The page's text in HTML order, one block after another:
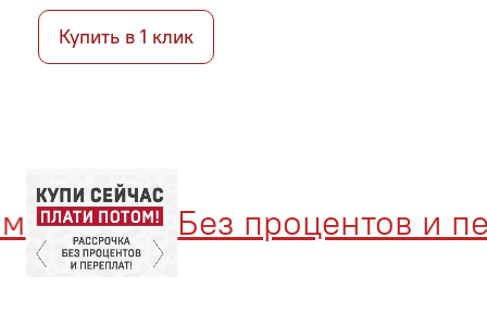
Купить в 1 клик
Без процентов и